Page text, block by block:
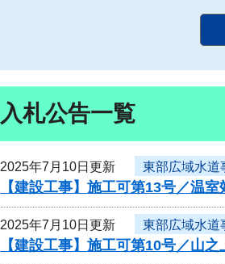
入札公告一覧
2025年7月10日更新 東部広域水道
【建設工事】施工可第13号／温
2025年7月10日更新 東部広域水道
【建設工事】施工可第10号／山